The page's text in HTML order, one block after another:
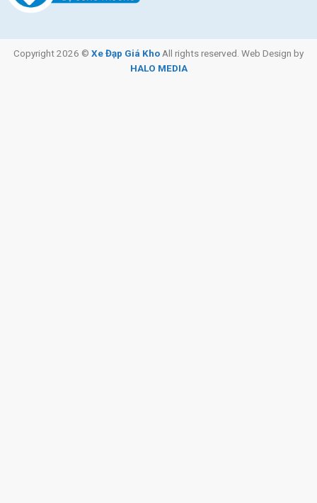
Copyright 2026 © Xe Đạp Giá Kho All rights reserved. Web Design by
HALO MEDIA